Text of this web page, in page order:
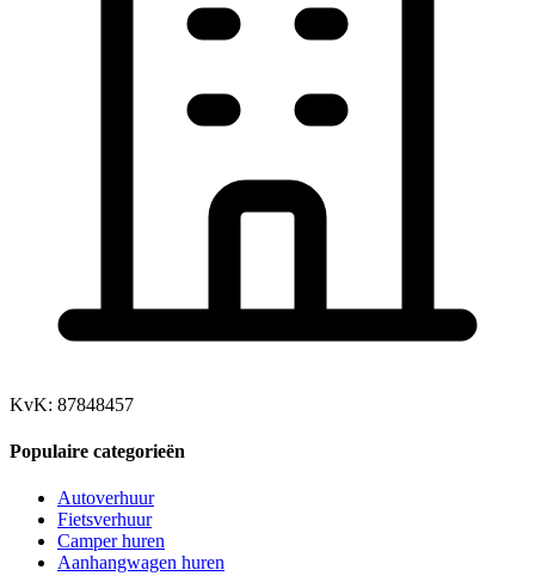
KvK: 87848457
Populaire categorieën
Autoverhuur
Fietsverhuur
Camper huren
Aanhangwagen huren